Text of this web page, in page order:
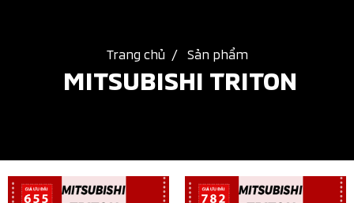
Trang chủ Sản phẩm
MITSUBISHI TRITON